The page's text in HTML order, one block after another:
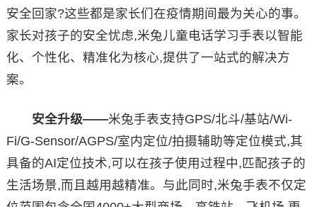
安全回家?这些都是家长们在疫情期间最为关心的事。
家长对孩子的安全忧虑,米兔儿童电话学习手表以智能
化、个性化、精准化为核心,提供了一站式的解决方
案。
安全升级——米兔手表支持GPS/北斗/基站/Wi-
Fi/G-Sensor/AGPS/室内定位/拍摄辅助等定位模式,其
具备的AI定位技术,可以在孩子使用过程中,匹配孩子的
生活场景,而且越用越精准。与此同时,米兔手表不仅定